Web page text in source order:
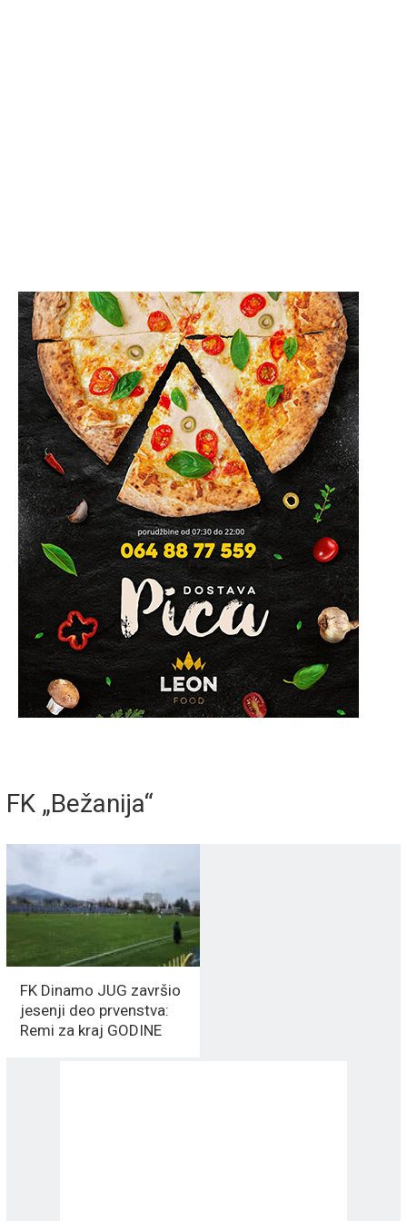
FK „Bežanija“
FK Dinamo JUG završio
jesenji deo prvenstva:
Remi za kraj GODINE